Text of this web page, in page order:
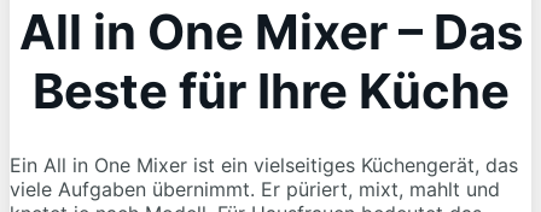
All in One Mixer – Das
Beste für Ihre Küche
Ein All in One Mixer ist ein vielseitiges Küchengerät, das
viele Aufgaben übernimmt. Er püriert, mixt, mahlt und